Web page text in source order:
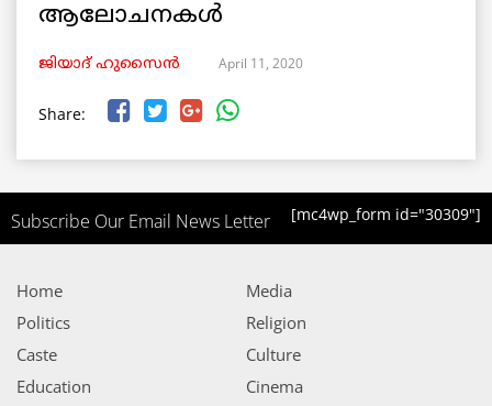
ആലോചനകൾ
ജിയാദ് ഹുസൈൻ April 11, 2020
Share:
Subscribe Our Email News Letter [mc4wp_form id="30309"]
Home
Politics
Caste
Education
Media
Religion
Culture
Cinema